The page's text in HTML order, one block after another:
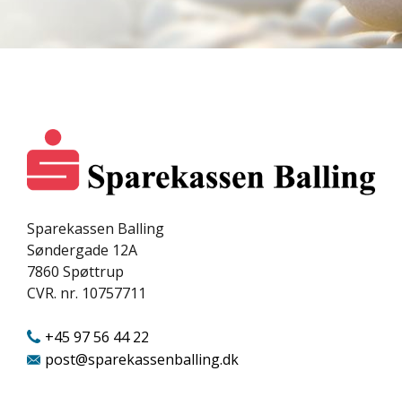
Sparekassen Balling
Søndergade 12A
7860 Spøttrup
CVR. nr. 10757711
+45 97 56 44 22
post@sparekassenballing.dk